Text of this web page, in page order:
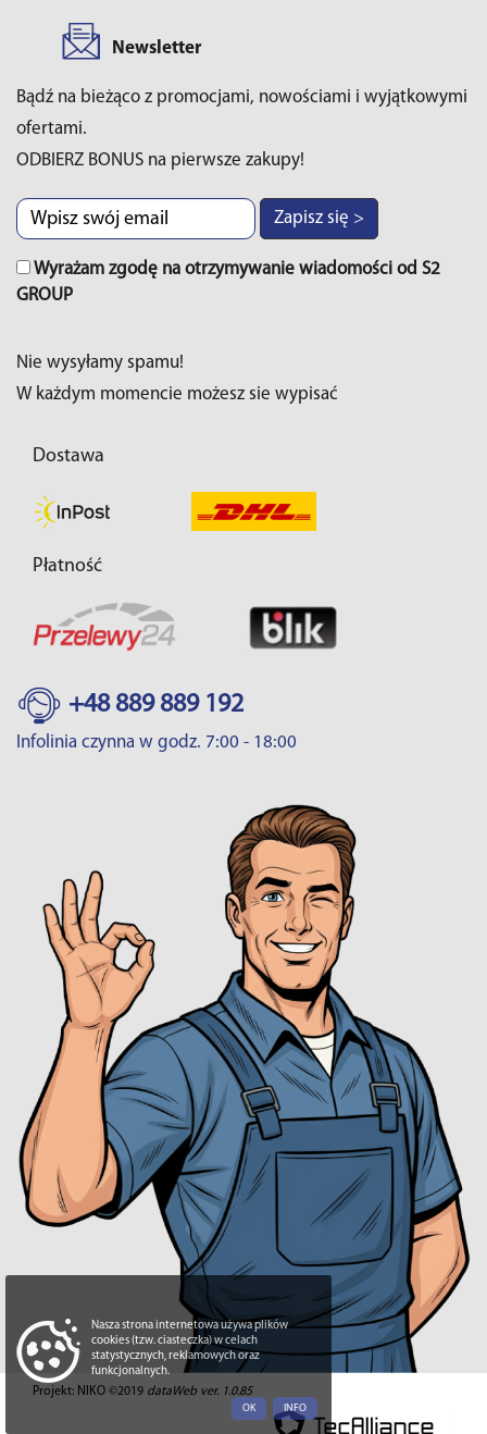
Newsletter
Bądź na bieżąco z promocjami, nowościami i wyjątkowymi
ofertami.
ODBIERZ BONUS na pierwsze zakupy!
Zapisz się >
Wyrażam zgodę na otrzymywanie wiadomości od S2
GROUP
Nie wysyłamy spamu!
W każdym momencie możesz sie wypisać
Dostawa
Płatność
+48 889 889 192
Infolinia czynna w godz. 7:00 - 18:00
Projekt: NIKO ©2019 dataWeb ver. 1.0.85
Nasza strona internetowa używa plików
cookies (tzw. ciasteczka) w celach
statystycznych, reklamowych oraz
funkcjonalnych.
INFO
OK